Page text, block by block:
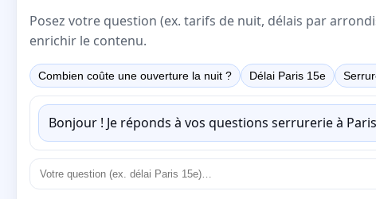
Posez votre question (ex. tarifs de nuit, délais par
enrichir le contenu.
Combien coûte une ouverture la nuit ? Délai Paris 15e
Bonjour ! Je réponds à vos questions serrurerie à